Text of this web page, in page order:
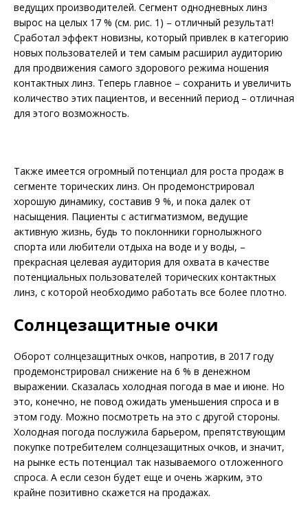
ведущих производителей. Сегмент однодневных линз
вырос на целых 17 % (см. рис. 1) – отличный результат!
Сработал эффект новизны, который привлек в категорию
новых пользователей и тем самым расширил аудиторию
для продвижения самого здорового режима ношения
контактных линз. Теперь главное – сохранить и увеличить
количество этих пациентов, и весенний период – отличная
для этого возможность.
Также имеется огромный потенциал для роста продаж в
сегменте торических линз. Он продемонстрировал
хорошую динамику, составив 9 %, и пока далек от
насыщения. Пациенты с астигматизмом, ведущие
активную жизнь, будь то поклонники горнолыжного
спорта или любители отдыха на воде и у воды, –
прекрасная целевая аудитория для охвата в качестве
потенциальных пользователей торических контактных
линз, с которой необходимо работать все более плотно.
Солнцезащитные очки
Оборот солнцезащитных очков, напротив, в 2017 году
продемонстрировал снижение на 6 % в денежном
выражении. Сказалась холодная погода в мае и июне. Но
это, конечно, не повод ожидать уменьшения спроса и в
этом году. Можно посмотреть на это с другой стороны.
Холодная погода послужила барьером, препятствующим
покупке потребителем солнцезащитных очков, и значит,
на рынке есть потенциал так называемого отложенного
спроса. А если сезон будет еще и очень жарким, это
крайне позитивно скажется на продажах.